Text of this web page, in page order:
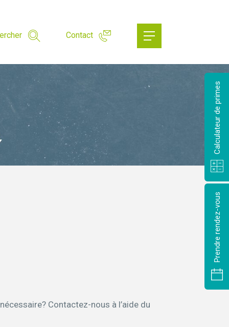
Calculateur de primes
Prendre rendez-vous
Contact
Contactez-nous à l’aide du